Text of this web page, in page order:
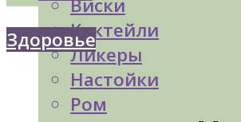
Виски
Коктейли
Ликеры
Настойки
Ром
Здоровье